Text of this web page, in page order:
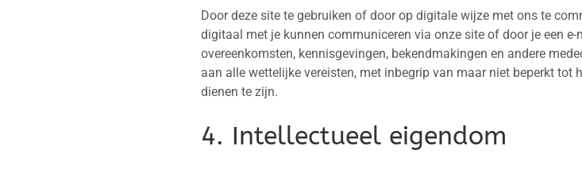
Door deze site te gebruiken of door op digitale wijze met ons te
digitaal met je kunnen communiceren via onze site of door je een
overeenkomsten, kennisgevingen, bekendmakingen en andere
aan alle wettelijke vereisten, met inbegrip van maar niet beperkt
dienen te zijn.
4. Intellectueel eigendom